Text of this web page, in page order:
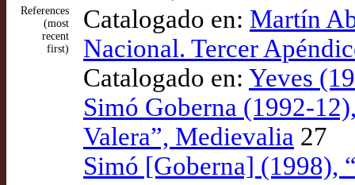
References
(most
recent
first)
Catalogado en: Martín
Nacional. Tercer
Catalogado en: Yeves
Simó Goberna (1992-
Valera”, Medievalia 27
Simó [Goberna] (1998),